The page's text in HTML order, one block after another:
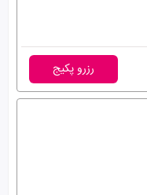
رزرو پکیج